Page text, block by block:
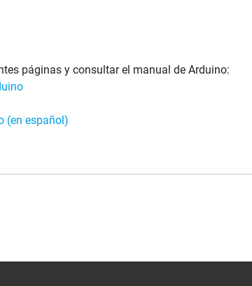
páginas y consultar el manual de Arduino:
(en español)